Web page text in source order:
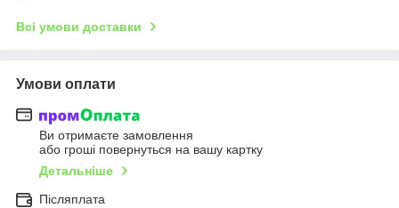
Всі умови доставки
Умови оплати
Ви отримаєте замовлення
або гроші повернуться на вашу картку
Детальніше
Післяплата